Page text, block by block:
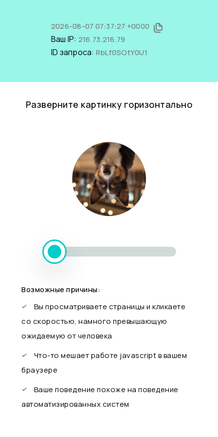
2026-08-07 07:37:27 +0000
Ваш IP: 216.73.216.79
ID запроса: RbLf0SOtY0U1
Разверните картинку горизонтально
Возможные причины:
Вы просматриваете страницы и кликаете
со скоростью, намного превышающую
ожидаемую от человека
Что-то мешает работе javascript в вашем
браузере
Ваше поведение похоже на поведение
автоматизированных систем